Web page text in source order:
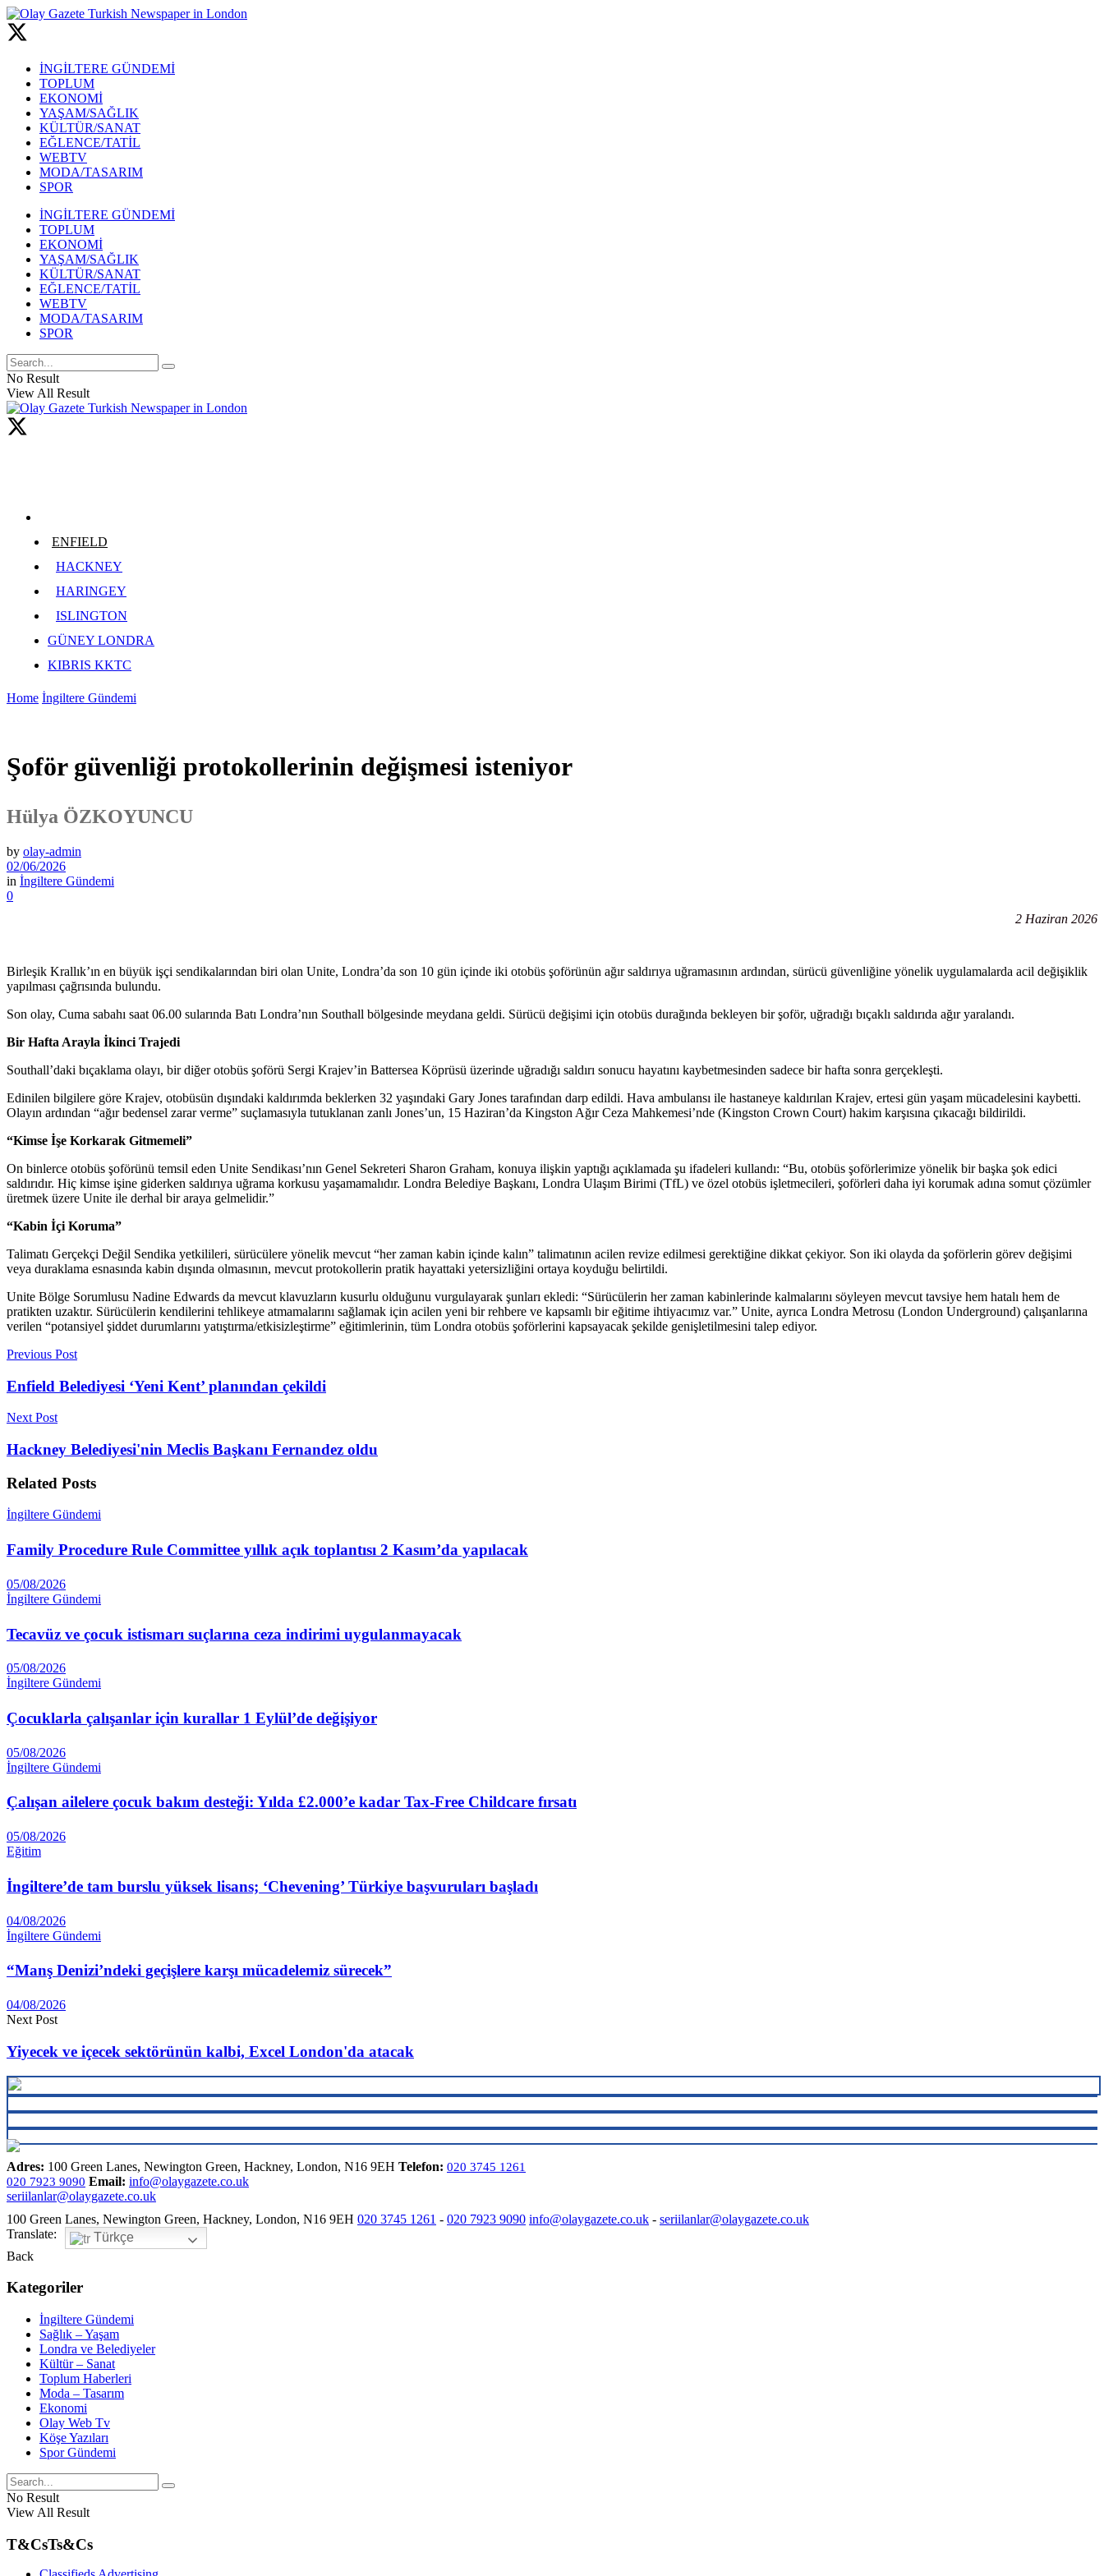
İNGİLTERE GÜNDEMİ
TOPLUM
EKONOMİ
YAŞAM/SAĞLIK
KÜLTÜR/SANAT
EĞLENCE/TATİL
WEBTV
MODA/TASARIM
SPOR
İNGİLTERE GÜNDEMİ
TOPLUM
EKONOMİ
YAŞAM/SAĞLIK
KÜLTÜR/SANAT
EĞLENCE/TATİL
WEBTV
MODA/TASARIM
SPOR
No Result
View All Result
ENFIELD
HACKNEY
HARINGEY
ISLINGTON
GÜNEY LONDRA
KIBRIS KKTC
Home İngiltere Gündemi
Şoför güvenliği protokollerinin değişmesi isteniyor
Hülya ÖZKOYUNCU
by olay-admin
02/06/2026
in İngiltere Gündemi
0
2 Haziran 2026
Birleşik Krallık’ın en büyük işçi sendikalarından biri olan Unite, Londra’da son 10 gün içinde iki otobüs şoförünün ağır saldırıya uğramasının ardından, sürücü güvenliğine yönelik uygulamalarda acil değişiklik
yapılması çağrısında bulundu.
Son olay, Cuma sabahı saat 06.00 sularında Batı Londra’nın Southall bölgesinde meydana geldi. Sürücü değişimi için otobüs durağında bekleyen bir şoför, uğradığı bıçaklı saldırıda ağır yaralandı.
Bir Hafta Arayla İkinci Trajedi
Southall’daki bıçaklama olayı, bir diğer otobüs şoförü Sergi Krajev’in Battersea Köprüsü üzerinde uğradığı saldırı sonucu hayatını kaybetmesinden sadece bir hafta sonra gerçekleşti.
Edinilen bilgilere göre Krajev, otobüsün dışındaki kaldırımda beklerken 32 yaşındaki Gary Jones tarafından darp edildi. Hava ambulansı ile hastaneye kaldırılan Krajev, ertesi gün yaşam mücadelesini kaybetti.
Olayın ardından “ağır bedensel zarar verme” suçlamasıyla tutuklanan zanlı Jones’un, 15 Haziran’da Kingston Ağır Ceza Mahkemesi’nde (Kingston Crown Court) hakim karşısına çıkacağı bildirildi.
“Kimse İşe Korkarak Gitmemeli”
On binlerce otobüs şoförünü temsil eden Unite Sendikası’nın Genel Sekreteri Sharon Graham, konuya ilişkin yaptığı açıklamada şu ifadeleri kullandı: “Bu, otobüs şoförlerimize yönelik bir başka şok edici
saldırıdır. Hiç kimse işine giderken saldırıya uğrama korkusu yaşamamalıdır. Londra Belediye Başkanı, Londra Ulaşım Birimi (TfL) ve özel otobüs işletmecileri, şoförleri daha iyi korumak adına somut çözümler
üretmek üzere Unite ile derhal bir araya gelmelidir.”
“Kabin İçi Koruma”
Talimatı Gerçekçi Değil Sendika yetkilileri, sürücülere yönelik mevcut “her zaman kabin içinde kalın” talimatının acilen revize edilmesi gerektiğine dikkat çekiyor. Son iki olayda da şoförlerin görev değişimi
veya duraklama esnasında kabin dışında olmasının, mevcut protokollerin pratik hayattaki yetersizliğini ortaya koyduğu belirtildi.
Unite Bölge Sorumlusu Nadine Edwards da mevcut klavuzların kusurlu olduğunu vurgulayarak şunları ekledi: “Sürücülerin her zaman kabinlerinde kalmalarını söyleyen mevcut tavsiye hem hatalı hem de
pratikten uzaktır. Sürücülerin kendilerini tehlikeye atmamalarını sağlamak için acilen yeni bir rehbere ve kapsamlı bir eğitime ihtiyacımız var.” Unite, ayrıca Londra Metrosu (London Underground) çalışanlarına
verilen “potansiyel şiddet durumlarını yatıştırma/etkisizleştirme” eğitimlerinin, tüm Londra otobüs şoförlerini kapsayacak şekilde genişletilmesini talep ediyor.
Previous Post
Enfield Belediyesi ‘Yeni Kent’ planından çekildi
Next Post
Hackney Belediyesi'nin Meclis Başkanı Fernandez oldu
Related Posts
İngiltere Gündemi
Family Procedure Rule Committee yıllık açık toplantısı 2 Kasım’da yapılacak
05/08/2026
İngiltere Gündemi
Tecavüz ve çocuk istismarı suçlarına ceza indirimi uygulanmayacak
05/08/2026
İngiltere Gündemi
Çocuklarla çalışanlar için kurallar 1 Eylül’de değişiyor
05/08/2026
İngiltere Gündemi
Çalışan ailelere çocuk bakım desteği: Yılda £2.000’e kadar Tax-Free Childcare fırsatı
05/08/2026
Eğitim
İngiltere’de tam burslu yüksek lisans; ‘Chevening’ Türkiye başvuruları başladı
04/08/2026
İngiltere Gündemi
“Manş Denizi’ndeki geçişlere karşı mücadelemiz sürecek”
04/08/2026
Next Post
Yiyecek ve içecek sektörünün kalbi, Excel London'da atacak
Adres: 100 Green Lanes, Newington Green, Hackney, London, N16 9EH Telefon: 020 3745 1261
020 7923 9090 Email: info@olaygazete.co.uk
seriilanlar@olaygazete.co.uk
100 Green Lanes, Newington Green, Hackney, London, N16 9EH 020 3745 1261 - 020 7923 9090 info@olaygazete.co.uk - seriilanlar@olaygazete.co.uk
Translate:
Türkçe
Back
Kategoriler
İngiltere Gündemi
Sağlık – Yaşam
Londra ve Belediyeler
Kültür – Sanat
Toplum Haberleri
Moda – Tasarım
Ekonomi
Olay Web Tv
Köşe Yazıları
Spor Gündemi
No Result
View All Result
T&CsTs&Cs